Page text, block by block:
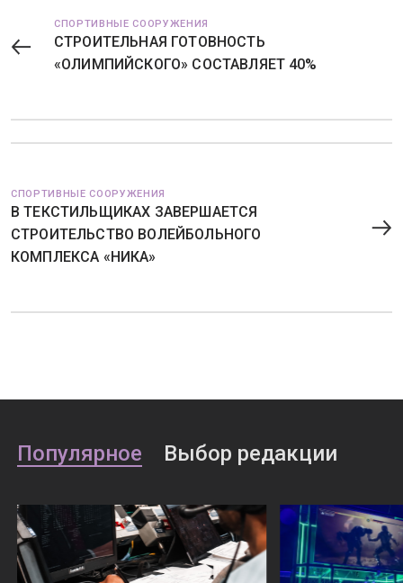
СПОРТИВНЫЕ СООРУЖЕНИЯ
СТРОИТЕЛЬНАЯ ГОТОВНОСТЬ
«ОЛИМПИЙСКОГО» СОСТАВЛЯЕТ 40%
СПОРТИВНЫЕ СООРУЖЕНИЯ
В ТЕКСТИЛЬЩИКАХ ЗАВЕРШАЕТСЯ
СТРОИТЕЛЬСТВО ВОЛЕЙБОЛЬНОГО
КОМПЛЕКСА «НИКА»
Популярное Выбор редакции